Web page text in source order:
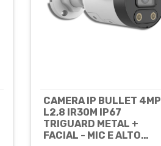
CAMERA IP BULLET 4MP
L2,8 IR30M IP67
TRIGUARD METAL +
FACIAL - MIC E ALTO